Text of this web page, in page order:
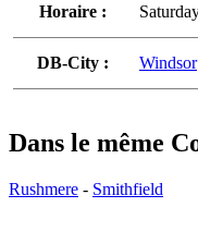
Horaire :
DB-City : Windsor
Dans le même
Rushmere - Smithfield